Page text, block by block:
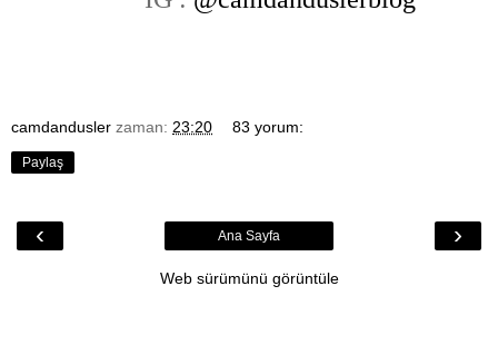
camdandusler zaman: 23:20 83 yorum:
Paylaş
‹ ›
Ana Sayfa
Web sürümünü görüntüle